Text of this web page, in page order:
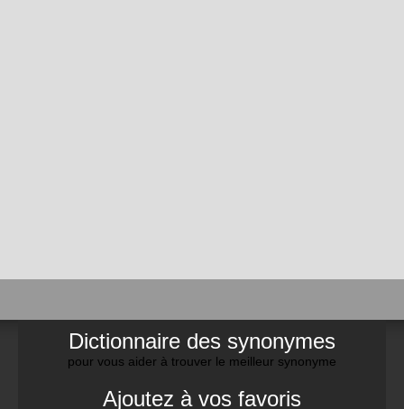
Dictionnaire des synonymes
pour vous aider à trouver le meilleur synonyme
Ajoutez à vos favoris